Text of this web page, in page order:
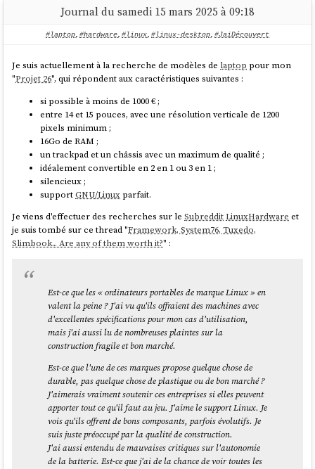
Dash to Dock
si possible à moins de 1000 € ;
pixels minimum ;
16Go de RAM ;
un trackpad et un châssis avec un maximum de qualité ;
idéalement convertible en 2 en 1 ou 3 en 1 ;
silencieux ;
supportGNU/Linuxparfait ;
Pour le moment, j'ai identifié les modèles suivants :
TuxedoInfinity Flexible 14 - Gen 1
(https://www.tuxedocomputers.com/en/TUXEDO-InfinityFlex-
14-Gen1.tuxedo) à 1067 € TTC
Journal du samedi 15 mars 2025 à 09:18
#laptop, #hardware, #linux, #linux-desktop, #JaiDécouvert
Je suis actuellement à la recherche de modèles de laptop pour mon
"Projet 26", qui répondent aux caractéristiques suivantes :
si possible à moins de 1000 € ;
entre 14 et 15 pouces, avec une résolution verticale de 1200
pixels minimum ;
16Go de RAM ;
un trackpad et un châssis avec un maximum de qualité ;
idéalement convertible en 2 en 1 ou 3 en 1 ;
silencieux ;
supportGNU/Linux parfait.
Je viens d'effectuer des recherches sur leSubreddit LinuxHardware et
je suis tombé sur ce thread "Framework, System76, Tuxedo,
Slimbook... Are any of them worth it?" :
Est-ce que les « ordinateurs portables de marque Linux » en
valent la peine ? J'ai vu qu'ils offraient des machines avec
d'excellentes spécifications pour mon cas d'utilisation,
mais j'ai aussi lu de nombreuses plaintes sur la
construction fragile et bon marché.
Est-ce que l'une de ces marques propose quelque chose de
durable, pas quelque chose de plastique ou de bon marché ?
J'aimerais vraiment soutenir ces entreprises si elles peuvent
apporter tout ce qu'il faut au jeu. J'aime le support Linux. Je
vois qu'ils offrent de bons composants, parfois évolutifs. Je
suis juste préoccupé par la qualité de construction.
J'ai aussi entendu de mauvaises critiques sur l'autonomie
de la batterie. Est-ce que j'ai de la chance de voir toutes les